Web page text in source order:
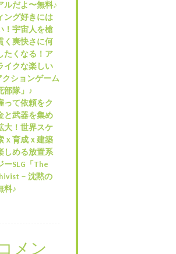
ルだよ〜無料♪
ング好きには
！宇宙人を槍
く爽快さに何
たくなる！ア
イクな楽しい
クションゲーム
部隊」♪
って依頼をク
と武器を集め
大！世界スケ
ｘ育成ｘ建築
しめる放置系
ーSLG「The
– 沈黙の
料♪
メン